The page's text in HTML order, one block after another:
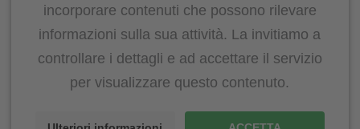
incorporare contenuti che possono rilevare
informazioni sulla sua attività. La invitiamo a
controllare i dettagli e ad accettare il servizio
per visualizzare questo contenuto.